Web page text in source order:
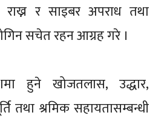
राख्न र साइबर अपराध तथा
सचेत रहन आग्रह गरे ।
हुने खोजतलास, उद्धार,
तथा श्रमिक सहायतासम्बन्धी